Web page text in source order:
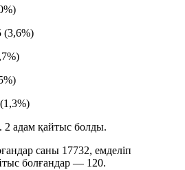
адам қайтыс болды.
саны 17732, емделіп
болғандар — 120.